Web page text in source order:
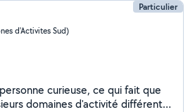
Particulier
d'Activites Sud)
domaines d'activité différents.